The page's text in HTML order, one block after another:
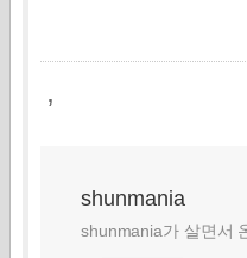
,
shunmania
shunmania가 살면서